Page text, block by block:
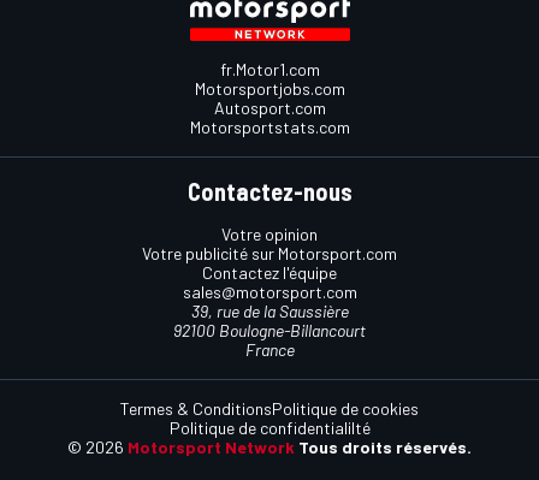
fr.Motor1.com
Motorsportjobs.com
Autosport.com
Motorsportstats.com
Contactez-nous
Votre opinion
Votre publicité sur Motorsport.com
Contactez l'équipe
sales@motorsport.com
39, rue de la Saussière
92100 Boulogne-Billancourt
France
© 2026 Motorsport Network Tous droits réservés.
Termes & ConditionsPolitique de cookies
Politique de confidentialilté